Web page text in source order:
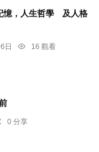
憶，人生哲學 及人格
日
16 觀看
0 分享